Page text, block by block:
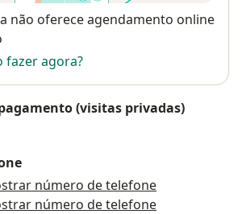
não oferece agendamento online
fazer agora?
(visitas privadas)
número de telefone
número de telefone